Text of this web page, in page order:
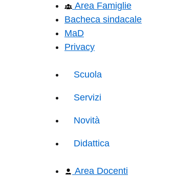
Area Famiglie
Bacheca sindacale
MaD
Privacy
Scuola
Servizi
Novità
Didattica
Area Docenti